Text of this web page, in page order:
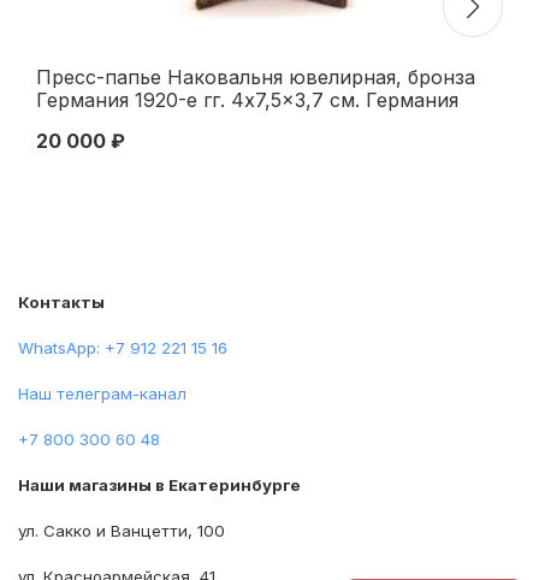
Пресс-папье Наковальня ювелирная, бронза
Германия 1920-е гг. 4x7,5x3,7 см. Германия
20 000 ₽
Контакты
WhatsApp: +7 912 221 15 16
Наш телеграм-канал
+7 800 300 60 48
Наши магазины в Екатеринбурге
ул. Сакко и Ванцетти, 100